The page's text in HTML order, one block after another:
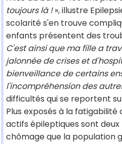
toujours là !», illustre
scolarité s'en trouve
enfants présentent des
C'est ainsi que ma fille a
jalonnée de crises et
bienveillance de certains
l'incompréhension des
difficultés qui se reportent
Plus exposés à la fatigabilité
actifs épileptiques sont
chômage que la population